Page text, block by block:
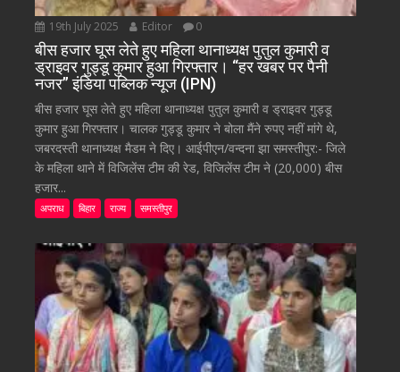
19th July 2025 Editor 0
बीस हजार घूस लेते हुए महिला थानाध्यक्ष पुतुल कुमारी व
ड्राइवर गुड्डू कुमार हुआ गिरफ्तार। “हर खबर पर पैनी
नजर” इंडिया पब्लिक न्यूज (IPN)
बीस हजार घूस लेते हुए महिला थानाध्यक्ष पुतुल कुमारी व ड्राइवर गुड्डू
कुमार हुआ गिरफ्तार। चालक गुड्डू कुमार ने बोला मैंने रुपए नहीं मांगे थे,
जबरदस्ती थानाध्यक्ष मैडम ने दिए। आईपीएन/वन्दना झा समस्तीपुर:- जिले
के महिला थाने में विजिलेंस टीम की रेड, विजिलेंस टीम ने (20,000) बीस
हजार...
अपराध बिहार राज्य समस्तीपुर